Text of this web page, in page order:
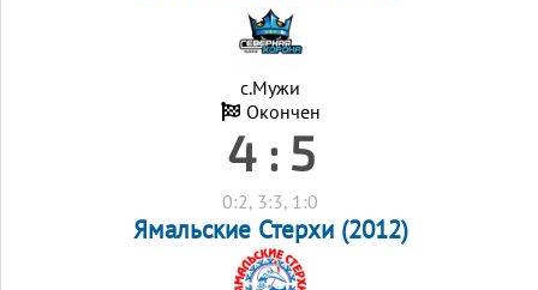
с.Мужи
Окончен
4 : 5
0:2, 3:3, 1:0
Ямальские Стерхи (2012)